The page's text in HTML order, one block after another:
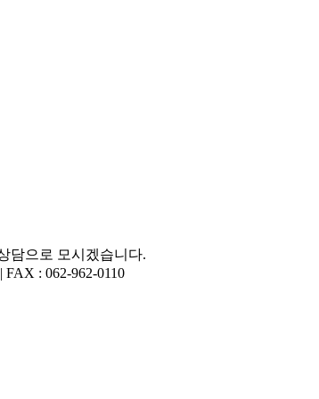
담으로 모시겠습니다.
: 062-962-0110